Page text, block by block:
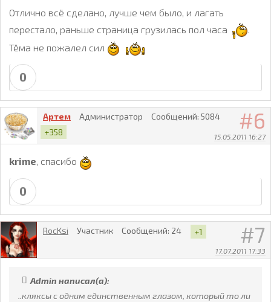
Отлично всё сделано, лучше чем было, и лагать
перестало, раньше страница грузилась пол часа
Тёма не пожалел сил
0
6
15.05.2011 16:27
Артем Администратор Сообщений: 5084
+358
krime, спасибо
0
7
17.07.2011 17:33
RocKsi Участник Сообщений: 24 +1
Admin написал(а):
..кляксы с одним единственным глазом, который то ли